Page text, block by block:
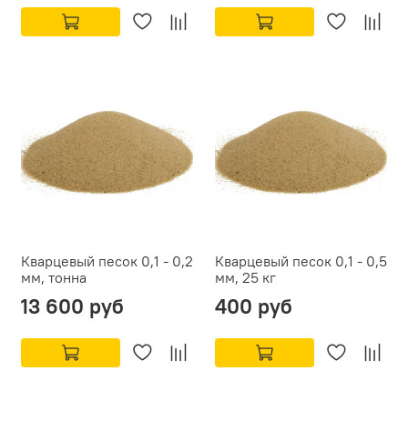
Кварцевый песок 0,1 - 0,2
мм, тонна
13 600 руб
Кварцевый песок 0,1 - 0,5
мм, 25 кг
400 руб